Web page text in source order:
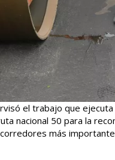
el trabajo que
nacional 50 para la
más